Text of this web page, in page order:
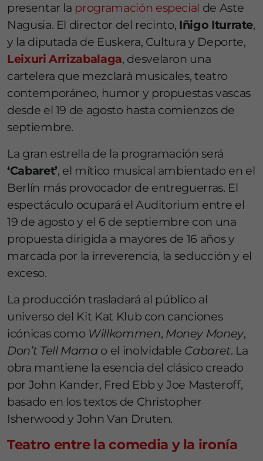
presentar la programación especial de Aste
Nagusia. El director del recinto, Iñigo Iturrate,
y la diputada de Euskera, Cultura y Deporte,
Leixuri Arrizabalaga, desvelaron una
cartelera que mezclará musicales, teatro
contemporáneo, humor y propuestas vascas
desde el 19 de agosto hasta comienzos de
septiembre.
La gran estrella de la programación será
‘Cabaret’, el mítico musical ambientado en el
Berlín más provocador de entreguerras. El
espectáculo ocupará el Auditorium entre el
19 de agosto y el 6 de septiembre con una
propuesta dirigida a mayores de 16 años y
marcada por la irreverencia, la seducción y el
exceso.
La producción trasladará al público al
universo del Kit Kat Klub con canciones
icónicas como Willkommen, Money Money,
Don’t Tell Mama o el inolvidable Cabaret. La
obra mantiene la esencia del clásico creado
por John Kander, Fred Ebb y Joe Masteroff,
basado en los textos de Christopher
Isherwood y John Van Druten.
Teatro entre la comedia y la ironía